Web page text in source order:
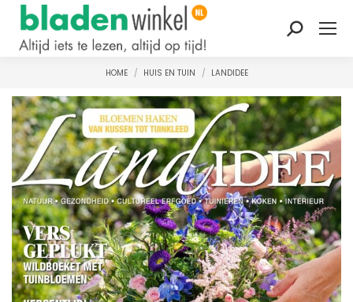
Zoeken:
Je bent hier:
HOME HUIS EN TUIN LANDIDEE